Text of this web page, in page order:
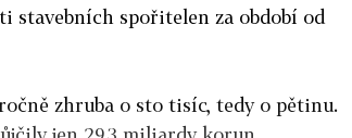
stavebních spořitelen za období od
zhruba o sto tisíc, tedy o pětinu.